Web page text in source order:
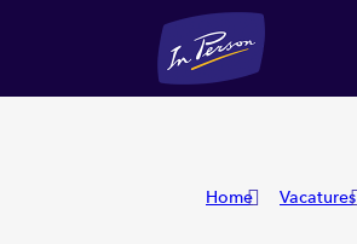
Home Vacatures